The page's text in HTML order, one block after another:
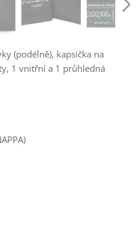
(podélně), kapsička na
1 vnitřní a 1 průhledná